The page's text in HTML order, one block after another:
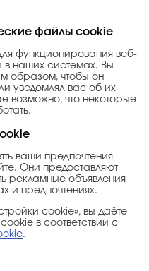
файлы cookie
функционирования веб-
в наших системах. Вы
образом, чтобы он
уведомлял вас об их
возможно, что некоторые
ваши предпочтения
Они предоставляют
рекламные объявления
и предпочтениях.
cookie», вы даёте
в соответствии с
.